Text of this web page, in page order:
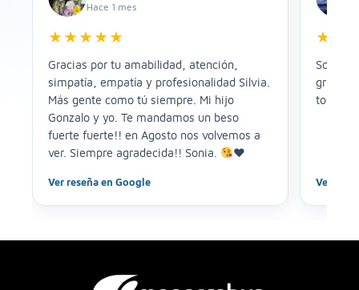
Hace 1 mes
★★★★★
Gracias por tu amabilidad, atención,
simpatía, empatía y profesionalidad Silvia.
Más gente como tú siempre. Mi hijo
Gonzalo y yo. Te mandamos un beso
fuerte fuerte!! en Agosto nos volvemos a
ver. Siempre agradecida!! Sonia.
♥️
Ver reseña en Google
Solo
gran
todos
Ver